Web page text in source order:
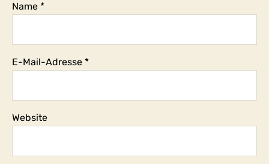
Name *
E-Mail-Adresse *
Website